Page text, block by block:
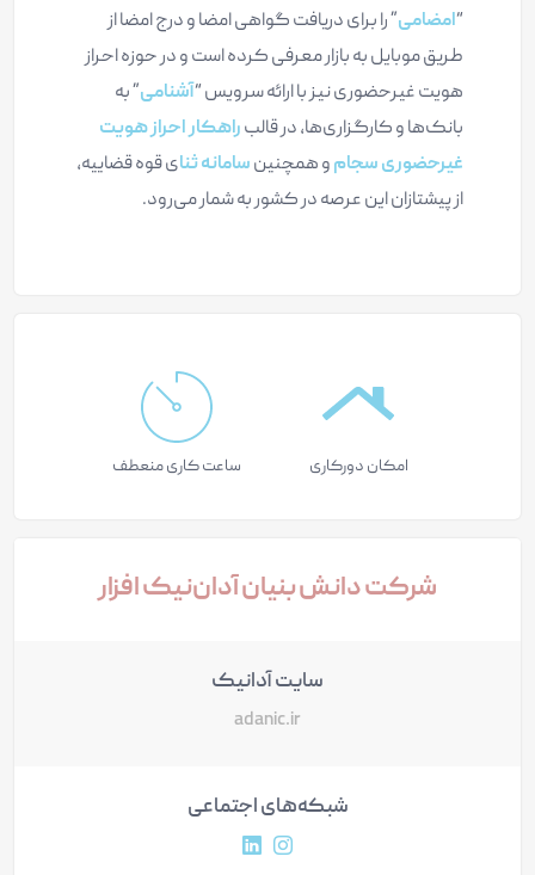
“امضامی” را برای دریافت گواهی امضا و درج امضا از
طریق موبایل به بازار معرفی کرده است و در حوزه احراز
هویت غیرحضوری نیز با ارائه سرویس “آشنامی” به
بانک‌ها و کارگزاری‌ها، در قالبراهکار احراز هویت
غیرحضوری سجامو همچنینسامانه ثنای قوه قضاییه،
از پیشتازان این عرصه در کشور به شمار می‌رود.
امکان دورکاری ساعت کاری منعطف
شرکت دانش بنیان آدان‌نیک افزار
سایت آدانیک
adanic.ir
شبکه‌های اجتماعی
آدرس پروفایل اینستاگرام
آدرس پروفایل لینکداین